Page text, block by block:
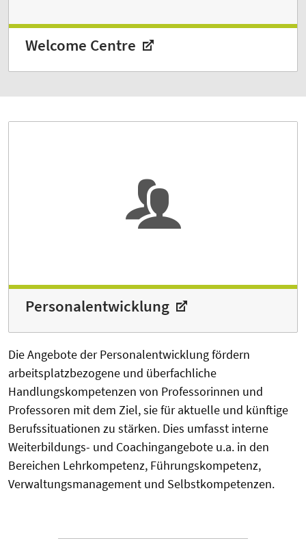
Welcome Centre
Personalentwicklung
Die Angebote der Personalentwicklung fördern
arbeitsplatzbezogene und überfachliche
Handlungskompetenzen von Professorinnen und
Professoren mit dem Ziel, sie für aktuelle und künftige
Berufssituationen zu stärken. Dies umfasst interne
Weiterbildungs- und Coachingangebote u.a. in den
Bereichen Lehrkompetenz, Führungskompetenz,
Verwaltungsmanagement und Selbstkompetenzen.